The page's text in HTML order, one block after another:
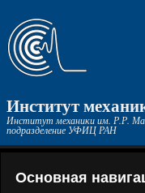
Перейти
основному
Институт
Институт механики им. Р.Р.
подразделение УФИЦ РАН
Основная